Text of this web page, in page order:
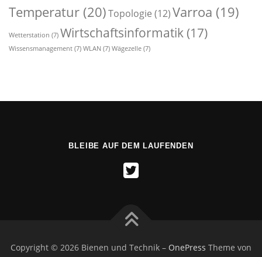
Temperatur (20)Topologie (12)Varroa (19)
Wetterstation (7) Wirtschaftsinformatik (17)
Wissensmanagement (7) WLAN (7) Wägezelle (7)
BLEIBE AUF DEM LAUFENDEN
Copyright © 2026 Bienen und Technik – OnePress Theme von